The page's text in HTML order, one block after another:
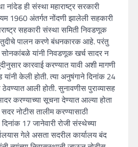
नांदेड ही संस्था महाराष्ट्र सरकारी
1960 अंतर्गत नोंदणी झालेली सहकारी
सहकारी संस्था समिती निवडणूक
पालन करणे बंधनकारक आहे. परंतु
यांनी निवडणूक खर्च सादर न
कारवाई करण्यात यावी अशी मागणी
केली होती. त्या अनुषंगाने दिनांक 24
ठेवण्यात आली होती. सुनावणीस पुराव्यासह
करण्याच्या सूचना देण्यात आल्या होता
नोटीस तालीम करण्यासाठी
दिनांक 17 जानेवारी रोजी संस्थेच्या
गेले असता सदरील कार्यालय बंद